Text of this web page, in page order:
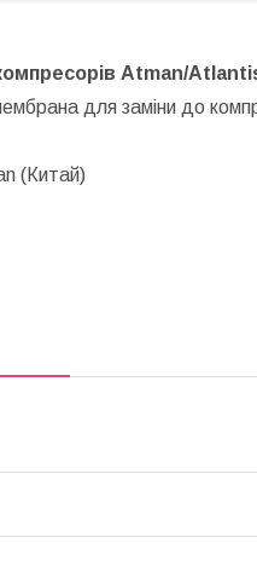
Atman/
для заміни до
(Китай)